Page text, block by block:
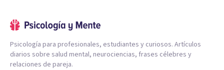
Psicología para profesionales, estudiantes y curiosos. Artículos
diarios sobre salud mental, neurociencias, frases célebres y
relaciones de pareja.